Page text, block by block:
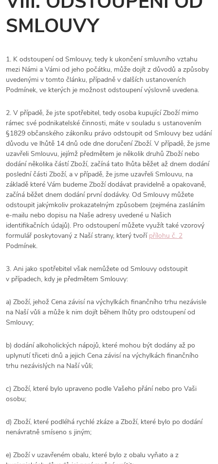
SMLOUVY
1. K odstoupení od Smlouvy, tedy k ukončení smluvního vztahu
mezi Námi a Vámi od jeho počátku, může dojít z důvodů a způsoby
uvedenými v tomto článku, případně v dalších ustanoveních
Podmínek, ve kterých je možnost odstoupení výslovně uvedena.
2. V případě, že jste spotřebitel, tedy osoba kupující Zboží mimo
rámec své podnikatelské činnosti, máte v souladu s ustanovením
§1829 občanského zákoníku právo odstoupit od Smlouvy bez udání
důvodu ve lhůtě 14 dnů ode dne doručení Zboží. V případě, že jsme
uzavřeli Smlouvu, jejímž předmětem je několik druhů Zboží nebo
dodání několika částí Zboží, začíná tato lhůta běžet až dnem dodání
poslední části Zboží, a v případě, že jsme uzavřeli Smlouvu, na
základě které Vám budeme Zboží dodávat pravidelně a opakovaně,
začíná běžet dnem dodání první dodávky. Od Smlouvy můžete
odstoupit jakýmkoliv prokazatelným způsobem (zejména zasláním
e-mailu nebo dopisu na Naše adresy uvedené u Našich
identifikačních údajů). Pro odstoupení můžete využít také vzorový
formulář poskytovaný z Naší strany, který tvoří přílohu č. 2
Podmínek.
3. Ani jako spotřebitel však nemůžete od Smlouvy odstoupit
v případech, kdy je předmětem Smlouvy:
a) Zboží, jehož Cena závisí na výchylkách finančního trhu nezávisle
na Naší vůli a může k nim dojít během lhůty pro odstoupení od
Smlouvy;
b) dodání alkoholických nápojů, které mohou být dodány až po
uplynutí třiceti dnů a jejich Cena závisí na výchylkách finančního
trhu nezávislých na Naší vůli;
c) Zboží, které bylo upraveno podle Vašeho přání nebo pro Vaši
osobu;
d) Zboží, které podléhá rychlé zkáze a Zboží, které bylo po dodání
nenávratně smíseno s jiným;
e) Zboží v uzavřeném obalu, které bylo z obalu vyňato a z